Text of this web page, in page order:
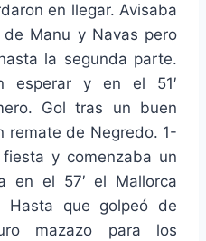
en llegar. Avisaba
Manu y Navas pero
la segunda parte.
esperar y en el 51′
Gol tras un buen
remate de Negredo. 1-
y comenzaba un
en el 57′ el Mallorca
que golpeó de
mazazo para los